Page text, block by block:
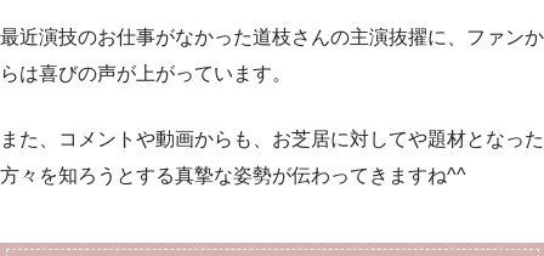
最近演技のお仕事がなかった道枝さんの主演抜擢に、ファンか
らは喜びの声が上がっています。
また、コメントや動画からも、お芝居に対してや題材となった
方々を知ろうとする真摯な姿勢が伝わってきますね^^